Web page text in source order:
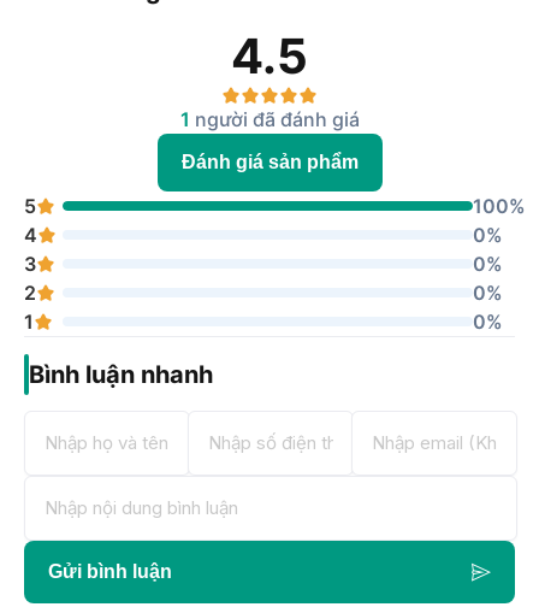
4.5
1 người đã đánh giá
Đánh giá sản phẩm
5
100%
4
0%
3
0%
2
0%
1
0%
Bình luận nhanh
Gửi bình luận